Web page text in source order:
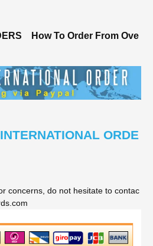
How To Order From Ove
ORDE
concerns, do not hesitate to contac